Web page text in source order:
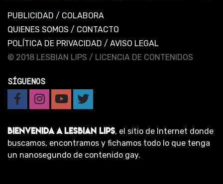
PUBLICIDAD / COLABORA
QUIENES SOMOS / CONTACTO
POLÍTICA DE PRIVACIDAD / AVISO LEGAL
© 2018 LESBIAN LIPS / LICENCIA DE CONTENIDOS
SÍGUENOS
BIENVENIDA A LESBIAN LIPS, el sitio de Internet donde
buscamos, encontramos y fichamos todo lo que tenga
un nanosegundo de contenido gay.